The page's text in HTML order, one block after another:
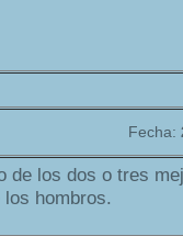
Fecha:
de los dos o tres
los hombros.